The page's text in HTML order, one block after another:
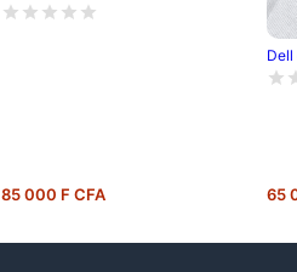
85 000 F CFA 65